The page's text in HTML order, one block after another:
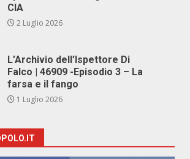
CIA
2 Luglio 2026
L’Archivio dell’Ispettore Di
Falco | 46909 -Episodio 3 – La
farsa e il fango
1 Luglio 2026